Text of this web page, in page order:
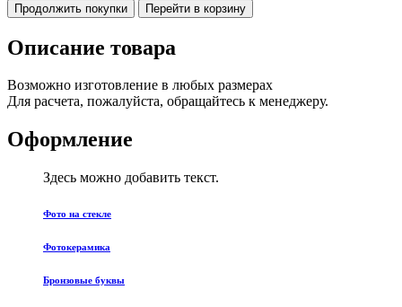
Продолжить покупки Перейти в корзину
Описание товара
Возможно изготовление в любых размерах
Для расчета, пожалуйста, обращайтесь к менеджеру.
Оформление
Здесь можно добавить текст.
Фото на стекле
Фотокерамика
Бронзовые буквы